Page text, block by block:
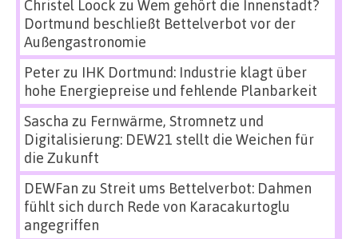
Christel Loock zu Wem gehört die Innenstadt?
Dortmund beschließt Bettelverbot vor der
Außengastronomie
Peterzu IHK Dortmund: Industrie klagt über
hohe Energiepreise und fehlende Planbarkeit
Sascha zu Fernwärme, Stromnetz und
Digitalisierung: DEW21 stellt die Weichen für
die Zukunft
DEWFan zu Streit ums Bettelverbot: Dahmen
fühlt sich durch Rede von Karacakurtoglu
angegriffen